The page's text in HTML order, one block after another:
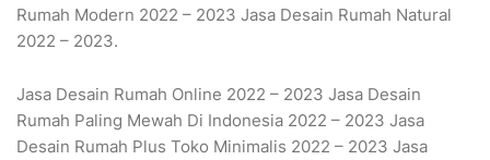
Rumah Modern 2022 – 2023 Jasa Desain Rumah Natural
2022 – 2023.
Jasa Desain Rumah Online 2022 – 2023 Jasa Desain
Rumah Paling Mewah Di Indonesia 2022 – 2023 Jasa
Desain Rumah Plus Toko Minimalis 2022 – 2023 Jasa